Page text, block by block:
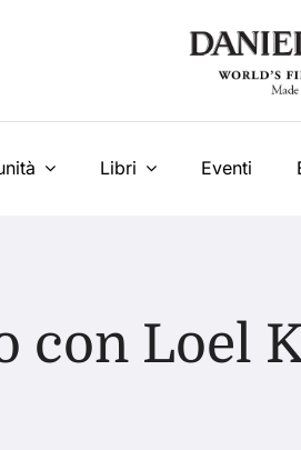
Libri Eventi
con Loel